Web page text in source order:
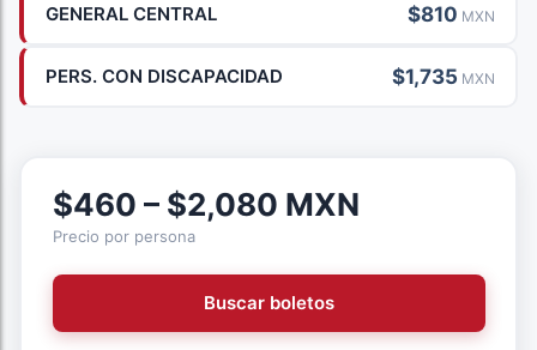
GENERAL CENTRAL $810 MXN
PERS. CON DISCAPACIDAD $1,735 MXN
$460 – $2,080 MXN
Precio por persona
Buscar boletos